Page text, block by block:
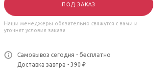
ПОД ЗАКАЗ
Наши менеджеры обязательно свяжутся с вами и
уточнят условия заказа
Самовывоз сегодня - бесплатно
Доставка завтра - 390 ₽